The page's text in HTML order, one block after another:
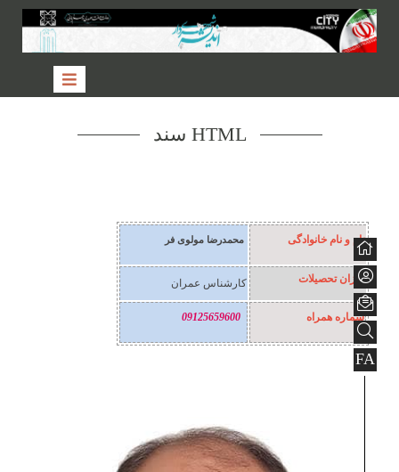
FA
سند HTML
نام و نام خانوادگی محمدرضا مولوی فر
میزان تحصیلات کارشناس عمران
شماره همراه 09125659600